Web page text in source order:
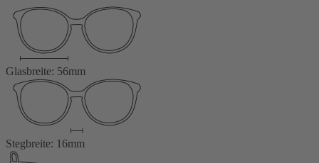
Glasbreite: 56mm
Stegbreite: 16mm